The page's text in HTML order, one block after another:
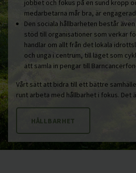
jobbet och fokus på en sund kropp
medarbetarna mår bra, är
Den sociala hållbarheten består
stöd till organisationer som verkar
handlar om allt från det lokala
och unga i centrum, till laget som
att samla in pengar till
Vårt sätt att bidra till ett bättre
runt arbeta med hållbarhet i fokus. Det
HÅLLBARHET